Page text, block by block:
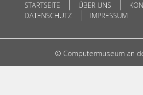
STARTSEITE ÜBER UNS
DATENSCHUTZ
IMPRESSUM
© Computermuseum an